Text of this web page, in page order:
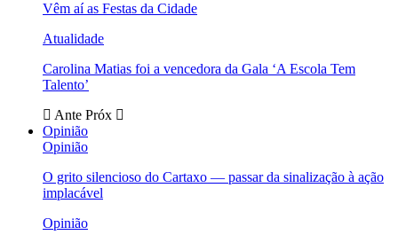
Vêm aí as Festas da Cidade
Atualidade
Carolina Matias foi a vencedora da Gala ‘A Escola Tem
Talento’
Ante Próx
Opinião
Opinião
O grito silencioso do Cartaxo — passar da sinalização à ação
implacável
Opinião